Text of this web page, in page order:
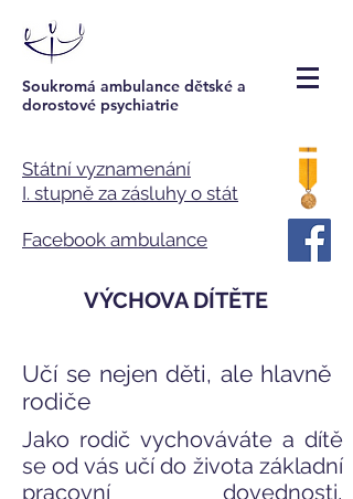
Soukromá ambulance dětské a
dorostové psychiatrie
Státní vyznamenání
I. stupně za zásluhy o stát
Facebook ambulance
VÝCHOVA DÍTĚTE
Učí se nejen děti, ale hlavně
rodiče
Jako rodič vychováváte a dítě
se od vás učí do života základní
pracovní dovednosti,